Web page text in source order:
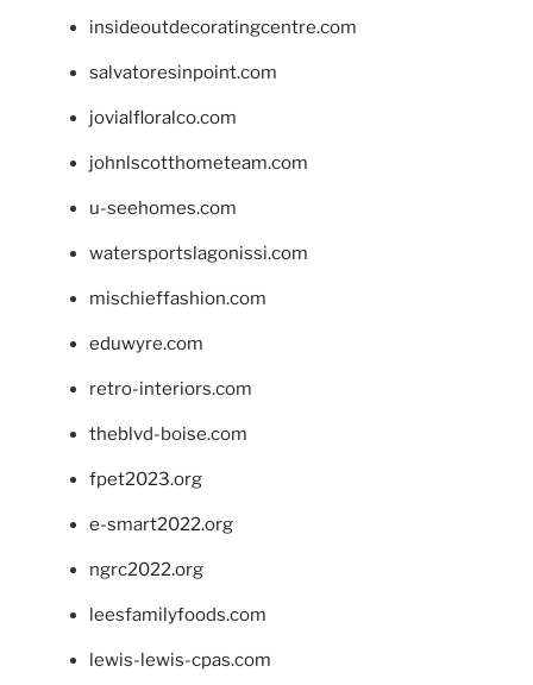
insideoutdecoratingcentre.com
salvatoresinpoint.com
jovialfloralco.com
johnlscotthometeam.com
u-seehomes.com
watersportslagonissi.com
mischieffashion.com
eduwyre.com
retro-interiors.com
theblvd-boise.com
fpet2023.org
e-smart2022.org
ngrc2022.org
leesfamilyfoods.com
lewis-lewis-cpas.com